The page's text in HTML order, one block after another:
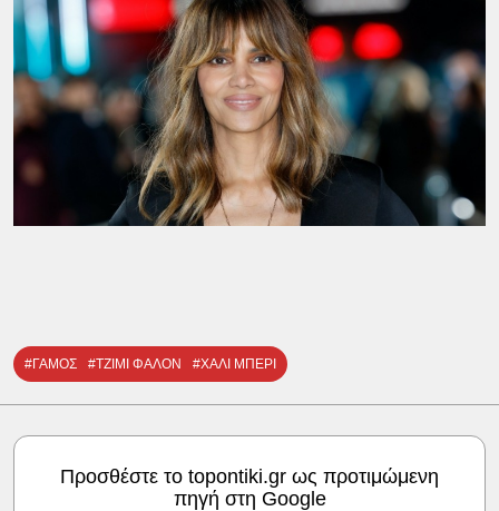
#ΓΑΜΟΣ #ΤΖΙΜΙ ΦΑΛΟΝ #ΧΑΛΙ ΜΠΕΡΙ
Προσθέστε το topontiki.gr ως προτιμώμενη
πηγή στη Google